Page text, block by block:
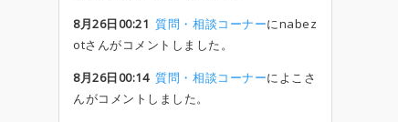
8月26日00:21 質問・相談コーナーにnabez
otさんがコメントしました。
8月26日00:14 質問・相談コーナーによこさ
んがコメントしました。